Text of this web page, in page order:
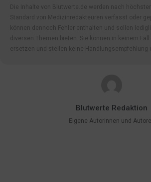
Die Inhalte von Blutwerte.de werden nach
Standard von Medizinredakteuren verfasst oder
können dennoch Fehler enthalten und sollen
diversen Themen bieten. Sie können in keinem
ersetzen und stellen keine Handlungsempfehlung
Blutwerte Redaktion
Eigene Autorinnen und